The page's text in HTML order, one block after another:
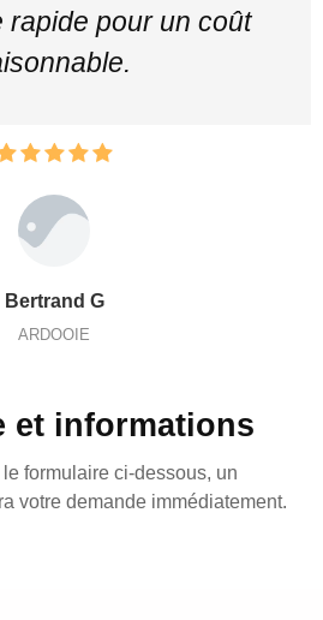
rapide pour un coût
Bertrand G
ARDOOIE
et informations
formulaire ci-dessous, un
votre demande immédiatement.